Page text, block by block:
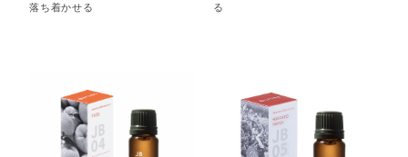
落ち着かせる
る